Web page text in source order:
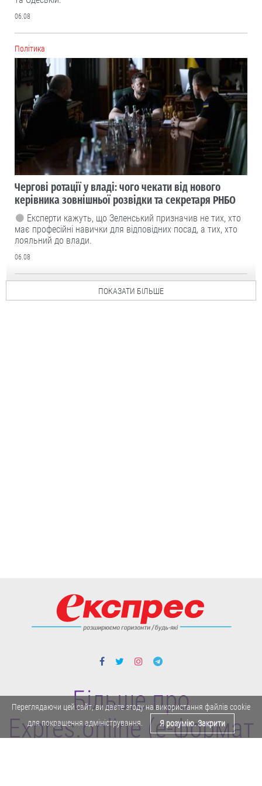
06.08
Політика
Чергові ротації у владі: чого чекати від нового
керівника зовнішньої розвідки та секретаря РНБО
Експерти кажуть, що Зеленський призначив не тих, хто
має професійні навички для відповідних посад, а тих, хто
лояльний до влади.
06.08
ПОКАЗАТИ БІЛЬШЕ
Більше про
Expres.online (e-формат
Переглядаючи цей сайт, ви даєте згоду на використання файлів cookie
для покращення адміністрування.
Я розумію. Закрити